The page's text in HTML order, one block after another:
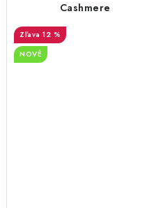
Cashmere
12 %
NOVÉ